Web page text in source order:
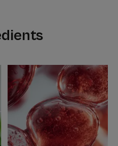
fragiles dont
atopiques et/ou
superficiel.